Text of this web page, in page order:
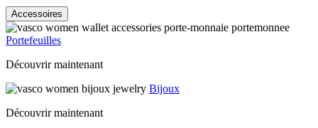
Accessoires
Portefeuilles
Découvrir maintenant
Bijoux
Découvrir maintenant